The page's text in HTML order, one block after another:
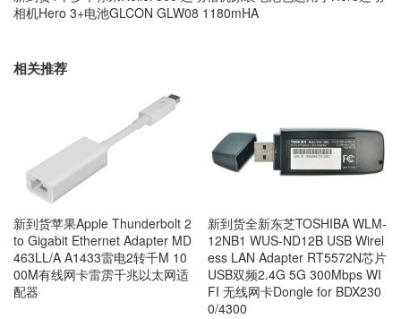
相机Hero 3+电池GLCON GLW08 1180mHA
相关推荐
新到货苹果Apple Thunderbolt 2
to Gigabit Ethernet Adapter MD
463LL/A A1433雷电2转千M 10
00M有线网卡雷雳千兆以太网适
配器
新到货全新东芝TOSHIBA WLM-
12NB1 WUS-ND12B USB Wirel
ess LAN Adapter RT5572N芯片
USB双频2.4G 5G 300Mbps WI
FI 无线网卡Dongle for BDX230
0/4300